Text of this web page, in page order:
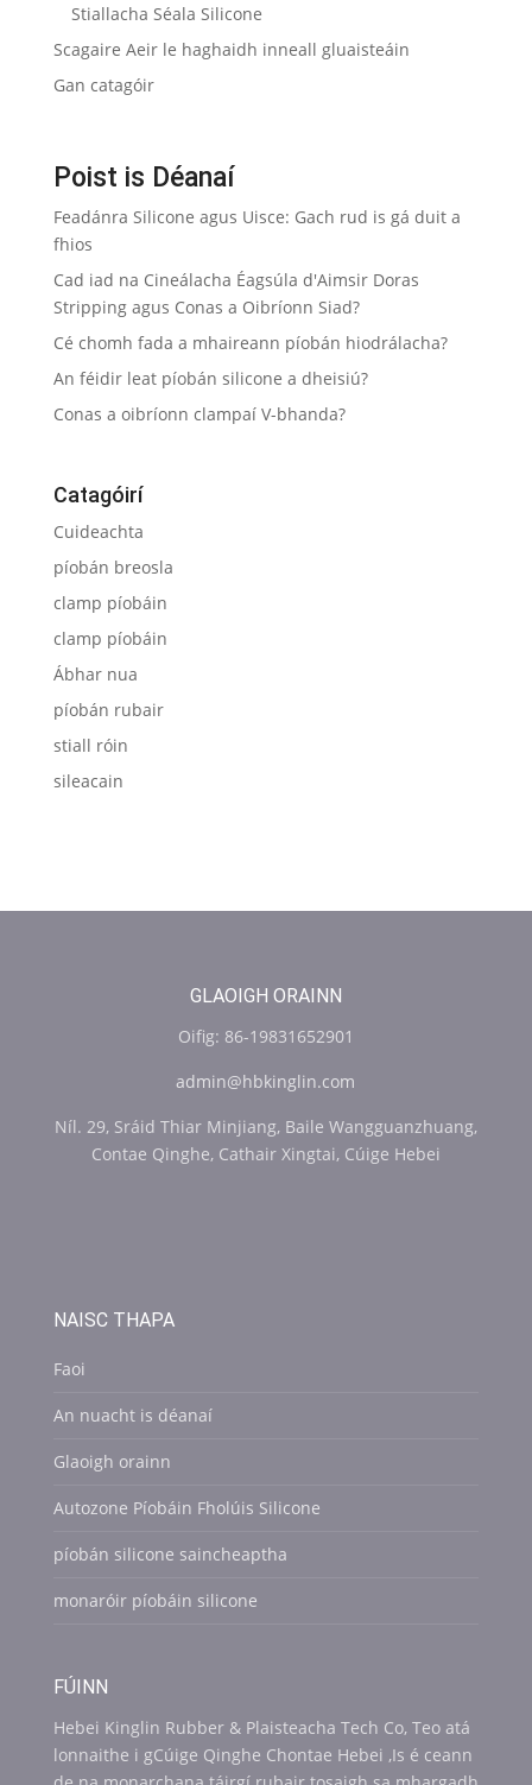
Stiallacha Séala Silicone
Scagaire Aeir le haghaidh inneall gluaisteáin
Gan catagóir
Poist is Déanaí
Feadánra Silicone agus Uisce: Gach rud is gá duit a
fhios
Cad iad na Cineálacha Éagsúla d'Aimsir Doras
Stripping agus Conas a Oibríonn Siad?
Cé chomh fada a mhaireann píobán hiodrálacha?
An féidir leat píobán silicone a dheisiú?
Conas a oibríonn clampaí V-bhanda?
Catagóirí
Cuideachta
píobán breosla
clamp píobáin
clamp píobáin
Ábhar nua
píobán rubair
stiall róin
sileacain
GLAOIGH ORAINN
Oifig: 86-19831652901
admin@hbkinglin.com
Níl. 29, Sráid Thiar Minjiang, Baile Wangguanzhuang,
Contae Qinghe, Cathair Xingtai, Cúige Hebei
NAISC THAPA
Faoi
An nuacht is déanaí
Glaoigh orainn
Autozone Píobáin Fholúis Silicone
píobán silicone saincheaptha
monaróir píobáin silicone
FÚINN
Hebei Kinglin Rubber & Plaisteacha Tech Co, Teo atá
lonnaithe i gCúige Qinghe Chontae Hebei ,Is é ceann